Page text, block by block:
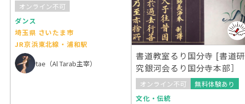
オンライン不可
ダンス
埼玉県 さいたま市
JR京浜東北線・浦和駅
tae（Al Tarab主宰）
書道教室るり国分寺 [書道研
究銀河会るり国分寺本部］
オンライン不可
無料体験あり
文化・伝統